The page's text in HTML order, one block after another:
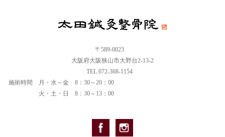
〒589-0023
大阪府大阪狭山市大野台2-13-2
TEL.072-368-1154
施術時間
月・水～金 8：30～20：00
火・土・日 8：30～13：00